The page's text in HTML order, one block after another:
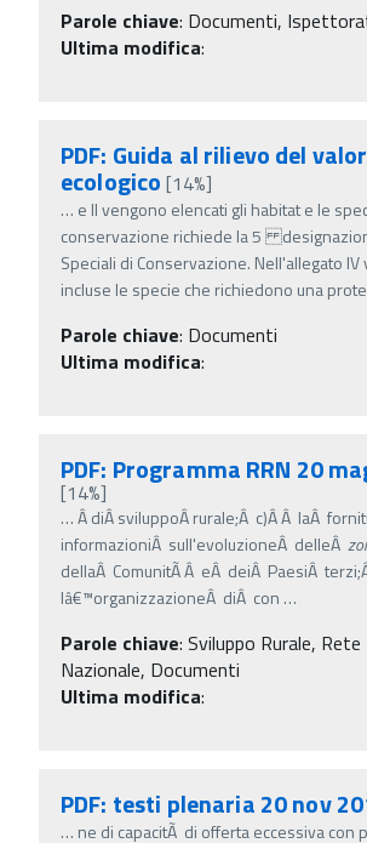
Parole chiave: Documenti,
Ultima modifica:
PDF: Guida al rilievo del
ecologico [14%]
… e II vengono elencati gli habitat e le
conservazione richiede la 5
Speciali di Conservazione. Nell'allegato
incluse le specie che richiedono una
Parole chiave: Documenti
Ultima modifica:
PDF: Programma RRN 20
[14%]
…Â diÂ sviluppoÂ rurale;Â c)Â Â laÂ
informazioniÂ sull'evoluzioneÂ delleÂ
dellaÂ ComunitÃ Â eÂ deiÂ PaesiÂ
lâ€™organizzazioneÂ diÂ con …
Parole chiave: Sviluppo Rurale, Rete
Nazionale, Documenti
Ultima modifica:
PDF: testi plenaria 20 nov
… ne di capacitÃ di offerta eccessiva con